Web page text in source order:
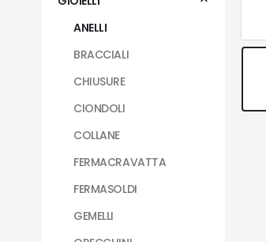
ANELLI
BRACCIALI
CHIUSURE
CIONDOLI
COLLANE
FERMACRAVATTA
FERMASOLDI
GEMELLI